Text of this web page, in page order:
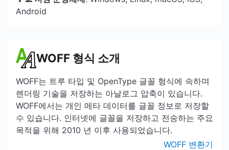
Android
WOFF 형식 소개
WOFF는 트루 타입 및 OpenType 글꼴 형식에 속하며
렌더링 기술을 저장하는 아날로그 압축이 있습니다.
WOFF에서는 개인 메타 데이터를 글꼴 정보로 저장할
수 있습니다. 인터넷에 글꼴을 저장하고 전송하는 주요
목적을 위해 2010 년 이후 사용되었습니다.
WOFF 변환기